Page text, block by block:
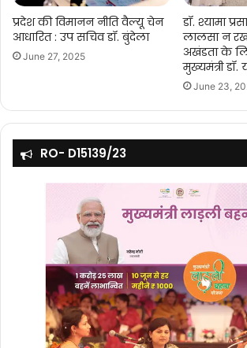
प्रदेश की विमानन नीति वैल्यू चेन
आधारित : उप सचिव डॉ. बुंदेला
June 27, 2025
डॉ. श्यामा
लालसा न
अखंडता के
मुख्यमंत्री डॉ.
June 23,
RO- D15139/23